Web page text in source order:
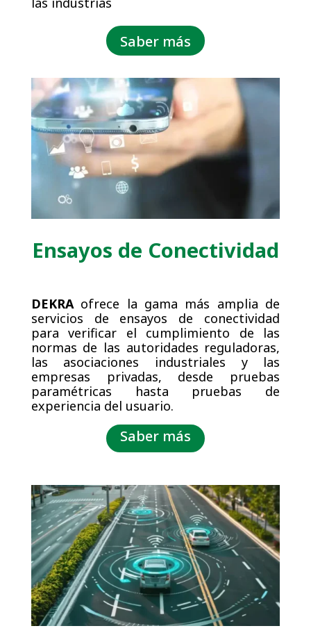
Saber más
Ensayos de Conectividad
DEKRAofrece la gama más amplia de
servicios de ensayos de conectividad
para verificar el cumplimiento de las
normas de las autoridades reguladoras,
las asociaciones industriales y las
empresas privadas, desde pruebas
paramétricas hasta pruebas de
experiencia del usuario.
Saber más